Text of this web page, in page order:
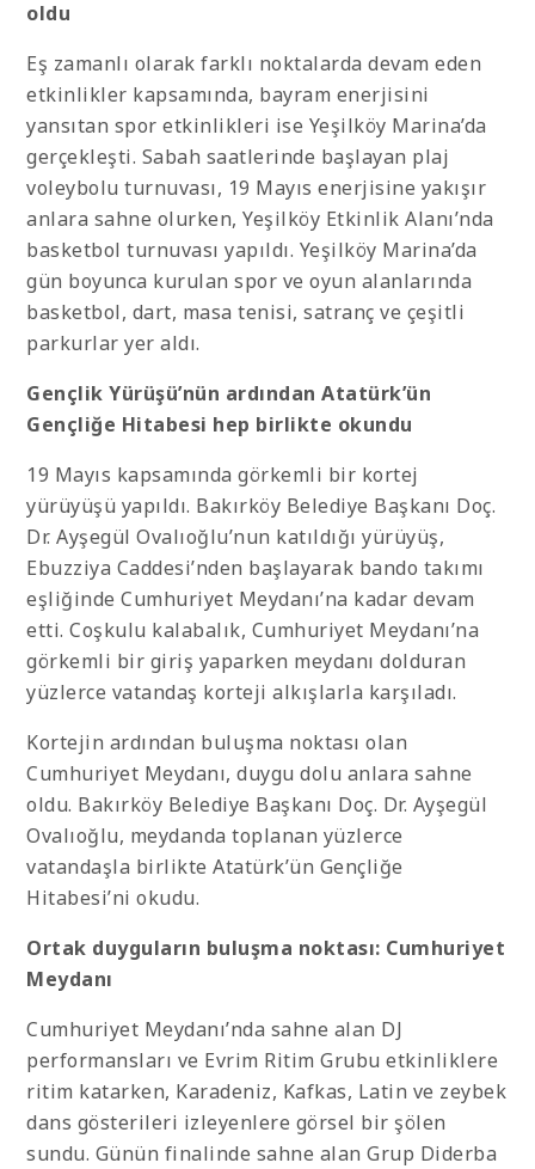
oldu
Eş zamanlı olarak farklı noktalarda devam eden
etkinlikler kapsamında, bayram enerjisini
yansıtan spor etkinlikleri ise Yeşilköy Marina’da
gerçekleşti. Sabah saatlerinde başlayan plaj
voleybolu turnuvası, 19 Mayıs enerjisine yakışır
anlara sahne olurken, Yeşilköy Etkinlik Alanı’nda
basketbol turnuvası yapıldı. Yeşilköy Marina’da
gün boyunca kurulan spor ve oyun alanlarında
basketbol, dart, masa tenisi, satranç ve çeşitli
parkurlar yer aldı.
Gençlik Yürüşü’nün ardından Atatürk’ün
Gençliğe Hitabesi hep birlikte okundu
19 Mayıs kapsamında görkemli bir kortej
yürüyüşü yapıldı. Bakırköy Belediye Başkanı Doç.
Dr. Ayşegül Ovalıoğlu’nun katıldığı yürüyüş,
Ebuzziya Caddesi’nden başlayarak bando takımı
eşliğinde Cumhuriyet Meydanı’na kadar devam
etti. Coşkulu kalabalık, Cumhuriyet Meydanı’na
görkemli bir giriş yaparken meydanı dolduran
yüzlerce vatandaş korteji alkışlarla karşıladı.
Kortejin ardından buluşma noktası olan
Cumhuriyet Meydanı, duygu dolu anlara sahne
oldu. Bakırköy Belediye Başkanı Doç. Dr. Ayşegül
Ovalıoğlu, meydanda toplanan yüzlerce
vatandaşla birlikte Atatürk’ün Gençliğe
Hitabesi’ni okudu.
Ortak duyguların buluşma noktası: Cumhuriyet
Meydanı
Cumhuriyet Meydanı’nda sahne alan DJ
performansları ve Evrim Ritim Grubu etkinliklere
ritim katarken, Karadeniz, Kafkas, Latin ve zeybek
dans gösterileri izleyenlere görsel bir şölen
sundu. Günün finalinde sahne alan Grup Diderba